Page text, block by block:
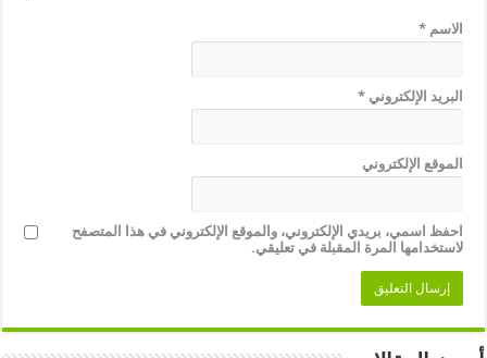
الاسم*
البريد الإلكتروني*
الموقع الإلكتروني
احفظ اسمي، بريدي الإلكتروني، والموقع الإلكتروني في هذا المتصفح
لاستخدامها المرة المقبلة في تعليقي.